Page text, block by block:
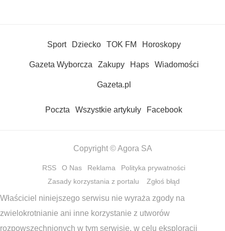
Sport Dziecko TOK FM Horoskopy
Gazeta Wyborcza Zakupy Haps Wiadomości
Gazeta.pl
Poczta Wszystkie artykuły Facebook
Copyright © Agora SA
RSS O Nas Reklama
Polityka prywatności
Zasady korzystania z portalu
Zgłoś błąd
Właściciel niniejszego serwisu nie wyraża zgody na
zwielokrotnianie ani inne korzystanie z utworów
rozpowszechnionych w tym serwisie, w celu eksploracji